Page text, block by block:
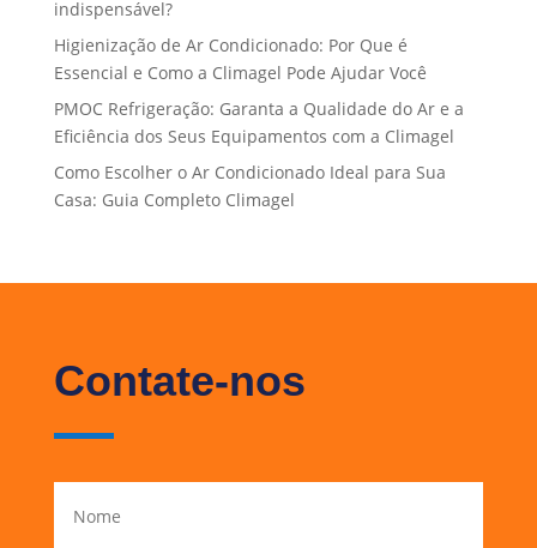
indispensável?
Higienização de Ar Condicionado: Por Que é
Essencial e Como a Climagel Pode Ajudar Você
PMOC Refrigeração: Garanta a Qualidade do Ar e a
Eficiência dos Seus Equipamentos com a Climagel
Como Escolher o Ar Condicionado Ideal para Sua
Casa: Guia Completo Climagel
Contate-nos